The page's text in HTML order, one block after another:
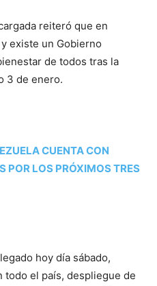
reiteró que en
existe un Gobierno
de todos tras la
3 de enero.
CUENTA CON
POR LOS PRÓXIMOS TRES
hoy día sábado,
todo el país, despliegue de